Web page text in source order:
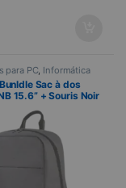
para PC Informática
Sac à dos
15.6” + Souris Noir